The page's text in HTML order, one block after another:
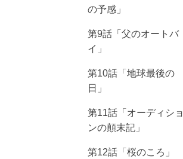
の予感」
第9話「父のオートバ
イ」
第10話「地球最後の
日」
第11話「オーディショ
ンの顛末記」
第12話「桜のころ」